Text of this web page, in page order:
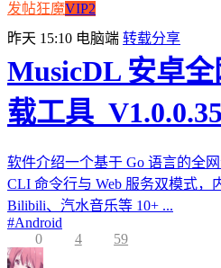
发帖狂魔VIP2
昨天 15:10 电脑端 转载分享
MusicDL 安卓
载工具
软件介绍一个基于 Go 语言的全
CLI 命令行与 Web 服务双模式，
Bilibili、汽水音乐等 10+ ...
#Android
0
4 59